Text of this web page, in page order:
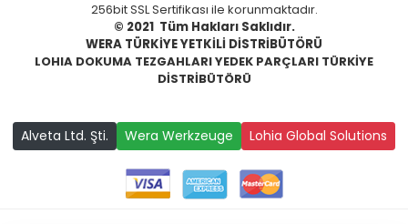
256bit SSL Sertifikası ile korunmaktadır.
© 2021 Tüm Hakları Saklıdır.
WERA TÜRKİYE YETKİLİ DİSTRİBÜTÖRÜ
LOHIA DOKUMA TEZGAHLARI YEDEK PARÇLARI TÜRKİYE
DİSTRİBÜTÖRÜ
Alveta Ltd. Şti. Wera Werkzeuge Lohia Global Solutions